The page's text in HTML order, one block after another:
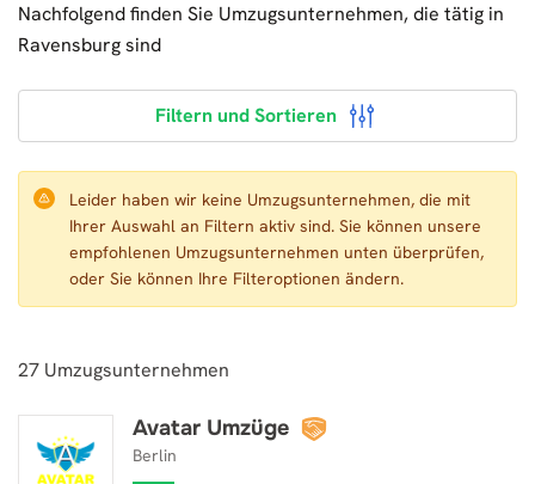
Nachfolgend finden Sie Umzugsunternehmen, die tätig in
Ravensburg sind
Filtern und Sortieren
Leider haben wir keine Umzugsunternehmen, die mit
Ihrer Auswahl an Filtern aktiv sind. Sie können unsere
empfohlenen Umzugsunternehmen unten überprüfen,
oder Sie können Ihre Filteroptionen ändern.
27 Umzugsunternehmen
Avatar Umzüge
Berlin
Avatar Umzüge